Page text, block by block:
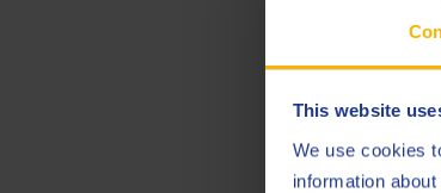
This website
We use cookies
information